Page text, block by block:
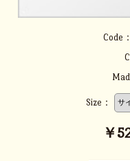
Code：
Size：
￥